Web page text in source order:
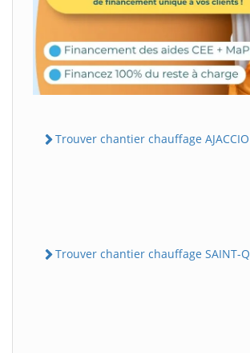
Trouver chantier chauffage AJACCIO
Trouver chantier chauffage SAINT-